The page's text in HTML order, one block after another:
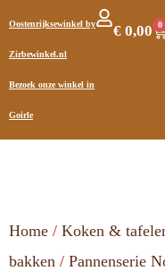
Oostenrijksewinkel by
Zirbewinkel.nl
Bezoek onze winkel in
Goirle
€ 0,00 0
Home / Koken &
bakken / Pannenserie